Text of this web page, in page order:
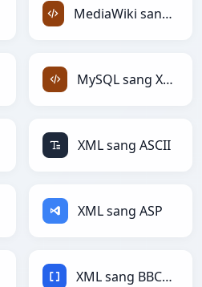
MediaWiki sang XML
MySQL sang XML
XML sang ASCII
XML sang ASP
XML sang BBCode